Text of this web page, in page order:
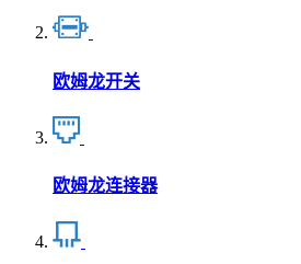
欧姆龙开关
欧姆龙连接器